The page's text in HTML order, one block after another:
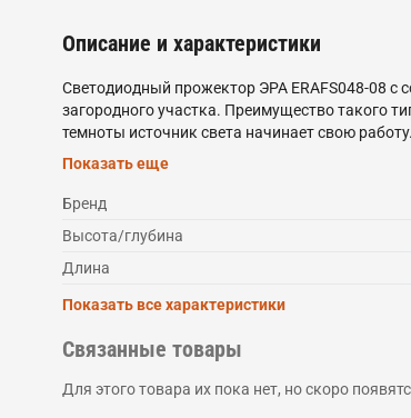
Описание и характеристики
Светодиодный прожектор ЭРА ERAFS048-08 с
загородного участка. Преимущество такого
темноты источник света начинает свою работу.
Корпус выполнен в цвете хром. На LED-
Показать еще
Бренд
Высота/глубина
Длина
Показать все характеристики
Связанные товары
Для этого товара их пока нет, но скоро